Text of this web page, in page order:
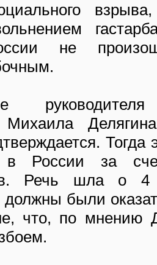
не
Михаила
Тогда
в России за
Речь шла о 4
были
что, по мнению